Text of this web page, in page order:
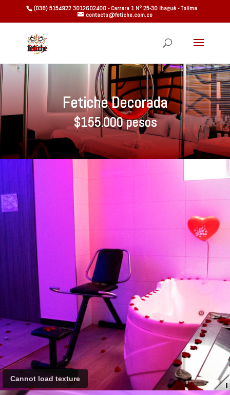
(038) 5154922 3012602400 - Carrera 1 N° 25-30 Ibagué - Tolima
contacto@fetiche.com.co
Fetiche Decorada
$155.000 pesos
Cannot load texture